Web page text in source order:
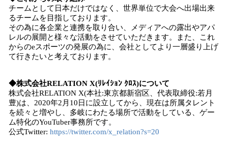
チームとして日本だけではなく、世界単位で大会へ出場出来
るチームを目指しております。
その為に各企業と連携を取り合い、メディアへの露出やアパ
レルの展開と様々な活動をさせていただきます。また、これ
からのeスポーツの発展の為に、会社としてより一層盛り上げ
て行きたいと考えております。
◆株式会社RELATION X(ﾘﾚｲｼｮﾝ ｸﾛｽ)について
株式会社RELATION X(本社:東京都新宿区、代表取締役:若月
豊)は、2020年2月10日に設立してから、現在は所属タレント
を続々と増やし、多岐にわたる場所で活動をしている、ゲー
ム特化のYouTuber事務所です。
公式Twitter: https://twitter.com/x_relation?s=20